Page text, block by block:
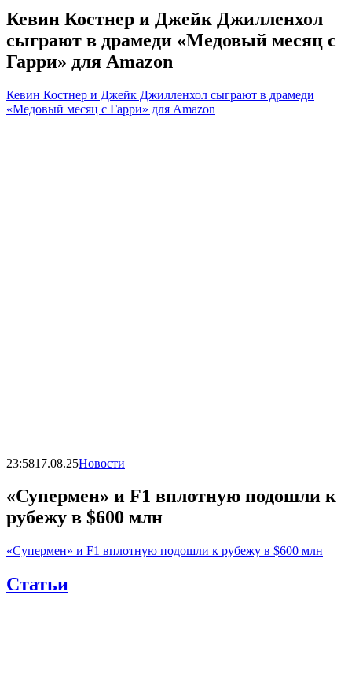
Кевин Костнер и Джейк Джилленхол
сыграют в драмеди «Медовый месяц с
Гарри» для Amazon
Кевин Костнер и Джейк Джилленхол сыграют в драмеди
«Медовый месяц с Гарри» для Amazon
23:5817.08.25Новости
«Супермен» и F1 вплотную подошли к
рубежу в $600 млн
«Супермен» и F1 вплотную подошли к рубежу в $600 млн
Статьи